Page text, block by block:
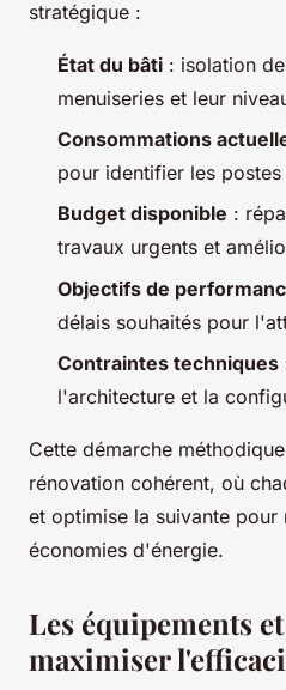
stratégique :
État du bâti : isolation
menuiseries et leur
Consommations
pour identifier les
Budget disponible :
travaux urgents et
Objectifs de
délais souhaités pour
Contraintes techniques
l'architecture et la
Cette démarche
rénovation cohérent, où
et optimise la suivante pour
économies d'énergie.
Les équipements
maximiser